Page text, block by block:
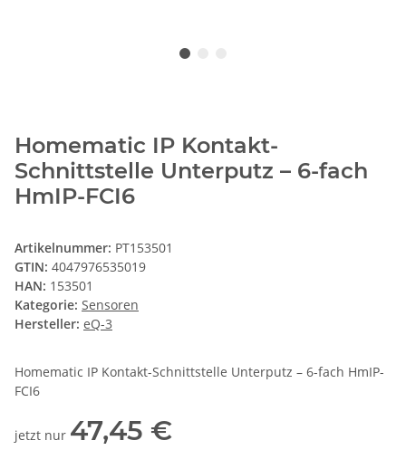
Homematic IP Kontakt-
Schnittstelle Unterputz – 6-fach
HmIP-FCI6
Artikelnummer: PT153501
GTIN: 4047976535019
HAN: 153501
Kategorie: Sensoren
Hersteller: eQ-3
Homematic IP Kontakt-Schnittstelle Unterputz – 6-fach HmIP-
FCI6
jetzt nur 47,45 €